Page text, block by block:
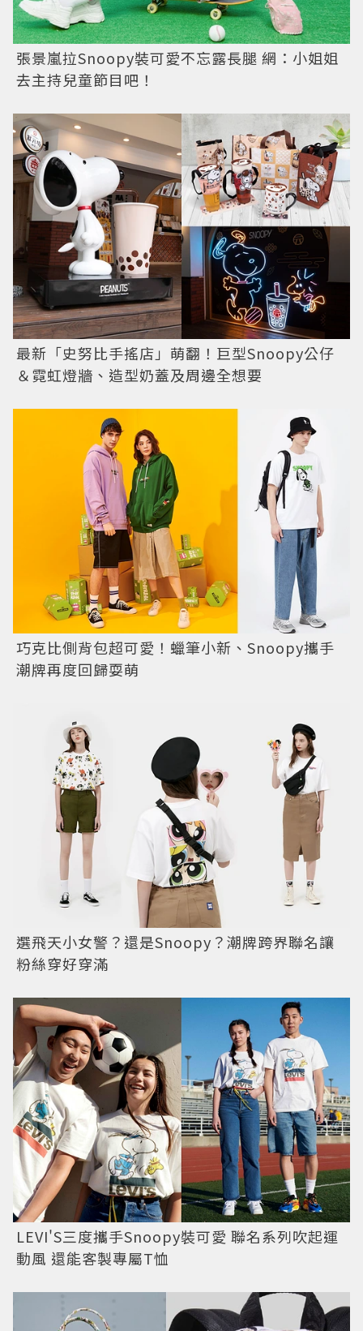
張景嵐拉Snoopy裝可愛不忘露長腿 網：小姐姐
去主持兒童節目吧！
最新「史努比手搖店」萌翻！巨型Snoopy公仔
＆霓虹燈牆、造型奶蓋及周邊全想要
巧克比側背包超可愛！蠟筆小新、Snoopy攜手
潮牌再度回歸耍萌
選飛天小女警？還是Snoopy？潮牌跨界聯名讓
粉絲穿好穿滿
LEVI'S三度攜手Snoopy裝可愛 聯名系列吹起運
動風 還能客製專屬T恤